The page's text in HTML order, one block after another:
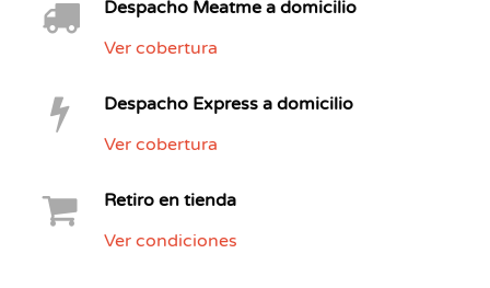
Despacho Meatme a domicilio
Ver cobertura
Despacho Express a domicilio
Ver cobertura
Retiro en tienda
Ver condiciones